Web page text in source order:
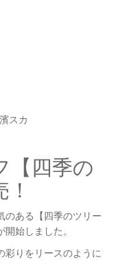
スカ
【四季の
のある【四季のツリー
始しました。
彩りをリースのように